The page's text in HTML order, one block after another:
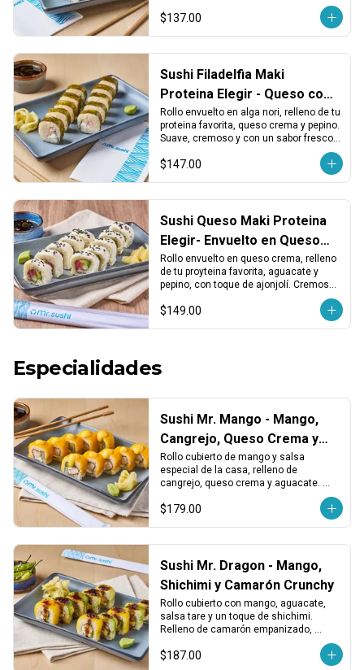
cualquier ocasión.
$137.00
Sushi Filadelfia Maki
Proteina Elegir - Queso con
Alga
Rollo envuelto en alga nori, relleno de tu
proteina favorita, queso crema y pepino.
Suave, cremoso y con un sabor fresco y
$147.00
Sushi Queso Maki Proteina
Elegir- Envuelto en Queso
con tu proteina favorita
Rollo envuelto en queso crema, relleno
de tu proyteina favorita, aguacate y
pepino, con toque de ajonjolí. Cremoso,
fresco y con equilibrio en cada bocado.
$149.00
Especialidades
Sushi Mr. Mango - Mango,
Cangrejo, Queso Crema y
Aguacate
Rollo cubierto de mango y salsa
especial de la casa, relleno de
cangrejo, queso crema y aguacate.
Dulce, cremoso y con un toque tropical.
$179.00
Sushi Mr. Dragon - Mango,
Shichimi y Camarón Crunchy
Rollo cubierto con mango, aguacate,
salsa tare y un toque de shichimi.
Relleno de camarón empanizado,
picante y crujiente.
$187.00